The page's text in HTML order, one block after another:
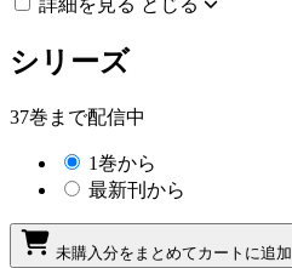
シリーズ
37巻まで配信中
1巻から
最新刊から
未購入分をまとめてカートに追加